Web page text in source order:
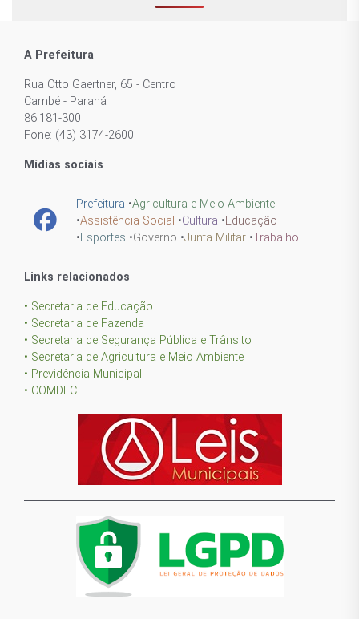
A Prefeitura
Rua Otto Gaertner, 65 - Centro
Cambé - Paraná
86.181-300
Fone: (43) 3174-2600
Mídias sociais
Prefeitura •Agricultura e Meio Ambiente
•Assistência Social •Cultura •Educação
•Esportes •Governo •Junta Militar •Trabalho
Links relacionados
• Secretaria de Educação
• Secretaria de Fazenda
• Secretaria de Segurança Pública e Trânsito
• Secretaria de Agricultura e Meio Ambiente
• Previdência Municipal
• COMDEC